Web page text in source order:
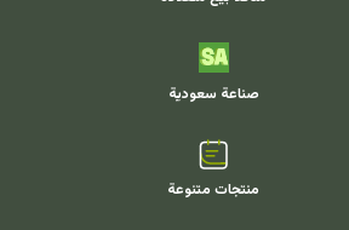
صناعة سعودية
منتجات متنوعة